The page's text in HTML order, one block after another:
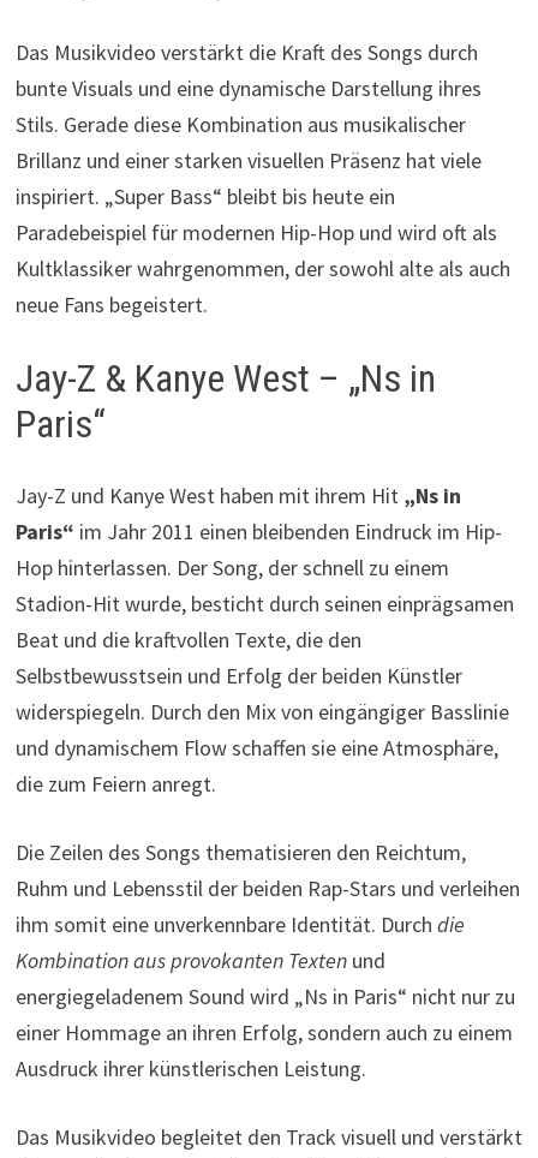
Das Musikvideo verstärkt die Kraft des Songs durch
bunte Visuals und eine dynamische Darstellung ihres
Stils. Gerade diese Kombination aus musikalischer
Brillanz und einer starken visuellen Präsenz hat viele
inspiriert. „Super Bass“ bleibt bis heute ein
Paradebeispiel für modernen Hip-Hop und wird oft als
Kultklassiker wahrgenommen, der sowohl alte als auch
neue Fans begeistert.
Jay-Z & Kanye West – „Ns in
Paris“
Jay-Z und Kanye West haben mit ihrem Hit „Ns in
Paris“ im Jahr 2011 einen bleibenden Eindruck im Hip-
Hop hinterlassen. Der Song, der schnell zu einem
Stadion-Hit wurde, besticht durch seinen einprägsamen
Beat und die kraftvollen Texte, die den
Selbstbewusstsein und Erfolg der beiden Künstler
widerspiegeln. Durch den Mix von eingängiger Basslinie
und dynamischem Flow schaffen sie eine Atmosphäre,
die zum Feiern anregt.
Die Zeilen des Songs thematisieren den Reichtum,
Ruhm und Lebensstil der beiden Rap-Stars und verleihen
ihm somit eine unverkennbare Identität. Durch die
Kombination aus provokanten Textenund
energiegeladenem Sound wird „Ns in Paris“ nicht nur zu
einer Hommage an ihren Erfolg, sondern auch zu einem
Ausdruck ihrer künstlerischen Leistung.
Das Musikvideo begleitet den Track visuell und verstärkt